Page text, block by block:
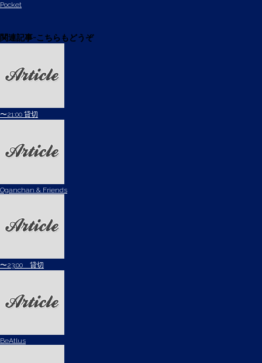
Pocket
関連記事-こちらもどうぞ
〜21:00 貸切
Oganchan & Friends
〜23:00 貸切
BeAtlus